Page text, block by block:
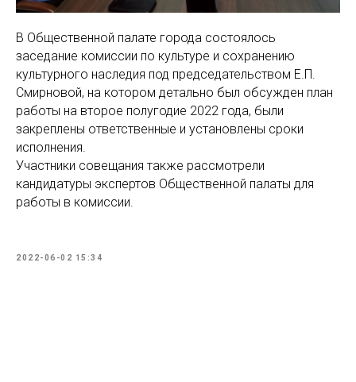
В Общественной палате города состоялось
заседание комиссии по культуре и сохранению
культурного наследия под председательством Е.П.
Смирновой, на котором детально был обсужден план
работы на второе полугодие 2022 года, были
закреплены ответственные и установлены сроки
исполнения.
Участники совещания также рассмотрели
кандидатуры экспертов Общественной палаты для
работы в комиссии.
2022-06-02 15:34